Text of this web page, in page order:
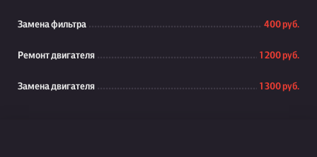
Замена фильтра 400 руб.
Ремонт двигателя 1 200 руб.
Замена двигателя 1 300 руб.